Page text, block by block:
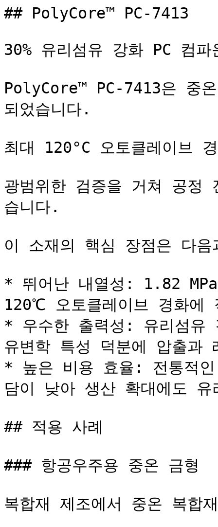
## PolyCore™ PC-7413
30% 유리섬유 강화 PC 컴파
PolyCore™ PC-7413은 중
되었습니다.
최대 120°C 오토클레이브
광범위한 검증을 거쳐 공정
습니다.
이 소재의 핵심 장점은 다
* 뛰어난 내열성: 1.82
120℃ 오토클레이브 경화에
* 우수한 출력성: 유리섬유
유변학 특성 덕분에 압출과
* 높은 비용 효율: 전통적
담이 낮아 생산 확대에도 유
## 적용 사례
### 항공우주용 중온 금형
복합재 제조에서 중온 복합